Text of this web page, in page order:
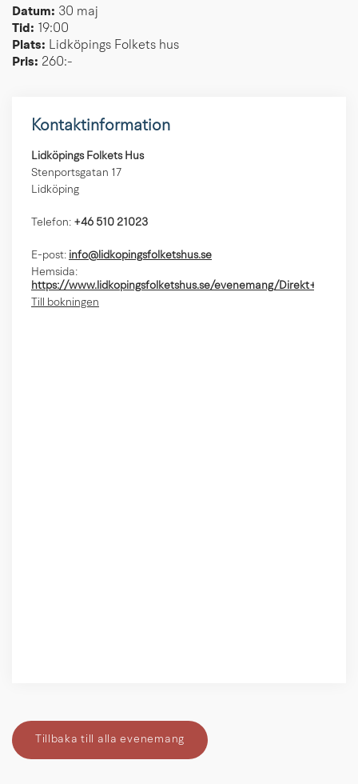
Datum: 30 maj
Tid:
19:00
Plats: Lidköpings Folkets hus
Pris: 260:-
Kontaktinformation
Lidköpings Folkets Hus
Stenportsgatan 17
Lidköping
Telefon: +46 510 21023
E-post: info@lidkopingsfolketshus.se
Hemsida:
https://www.lidkopingsfolketshus.se/evenemang/
Till bokningen
Tillbaka till alla evenemang